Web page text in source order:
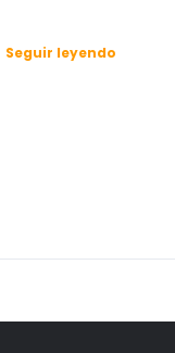
Seguir leyendo